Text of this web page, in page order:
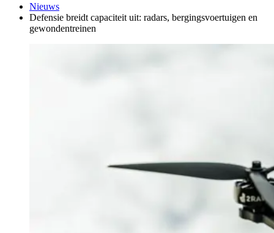
Nieuws
Defensie breidt capaciteit uit: radars, bergingsvoertuigen en
gewondentreinen